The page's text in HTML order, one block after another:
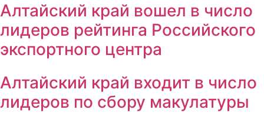
Алтайский край вошел в число
лидеров рейтинга Российского
экспортного центра
Алтайский край входит в число
лидеров по сбору макулатуры